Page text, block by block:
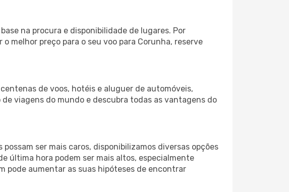
na procura e disponibilidade de lugares. Por
melhor preço para o seu voo para Corunha, reserve
de voos, hotéis e aluguer de automóveis,
viagens do mundo e descubra todas as vantagens do
ser mais caros, disponibilizamos diversas opções
última hora podem ser mais altos, especialmente
pode aumentar as suas hipóteses de encontrar